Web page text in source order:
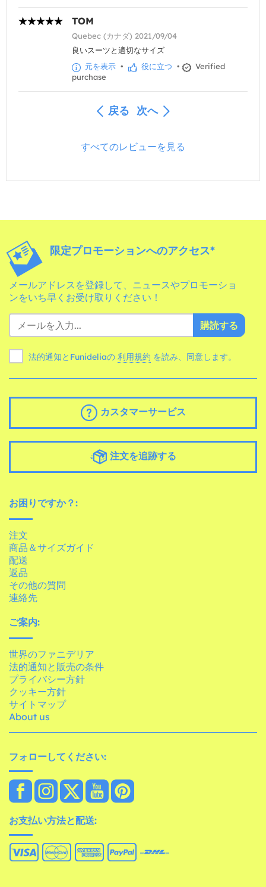
TOM
Quebec (カナダ) 2021/09/04
良いスーツと適切なサイズ
元を表示 • 役に立つ •
Verified
purchase
戻る 次へ
すべてのレビューを見る
限定プロモーションへのアクセス*
メールアドレスを登録して、ニュースやプロモーショ
ンをいち早くお受け取りください！
購読する
法的通知とFunideliaの 利用規約 を読み、同意します。
カスタマーサービス
注文を追跡する
お困りですか？:
注文
商品＆サイズガイド
配送
返品
その他の質問
連絡先
ご案内:
世界のファニデリア
法的通知と販売の条件
プライバシー方針
クッキー方針
サイトマップ
About us
フォローしてください:
お支払い方法と配送: